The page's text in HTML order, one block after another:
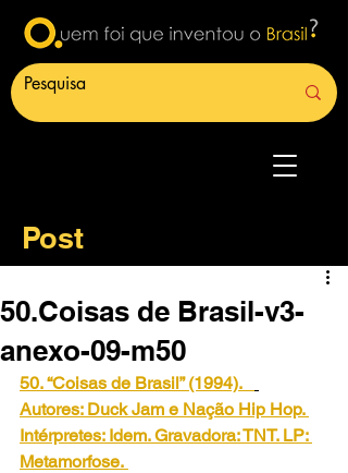
Post
50.Coisas de Brasil-v3-
anexo-09-m50
50. “Coisas de Brasil” (1994).
Autores: Duck Jam e Nação Hip Hop.
Intérpretes: Idem. Gravadora: TNT. LP:
Metamorfose.